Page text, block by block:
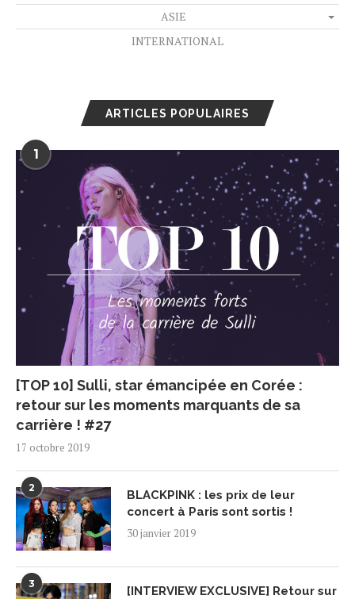
ASIE
INTERNATIONAL
ARTICLES POPULAIRES
1
[TOP 10] Sulli, star émancipée en Corée :
retour sur les moments marquants de sa
carrière ! #27
17 octobre 2019
2
BLACKPINK : les prix de leur
concert à Paris sont sortis !
30 janvier 2019
3
[INTERVIEW EXCLUSIVE] Retour sur